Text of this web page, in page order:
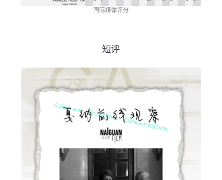
国际媒体评分
短评